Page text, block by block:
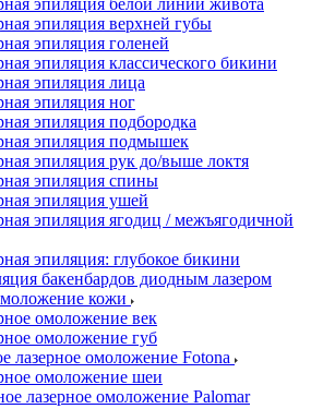
эпиляция белой линии живота
эпиляция верхней губы
эпиляция голеней
эпиляция классического бикини
эпиляция лица
эпиляция ног
эпиляция подбородка
эпиляция подмышек
эпиляция рук до/выше локтя
эпиляция спины
эпиляция ушей
эпиляция ягодиц / межъягодичной
эпиляция: глубокое бикини
бакенбардов диодным лазером
кожи
омоложение век
омоложение губ
лазерное омоложение Fotona
омоложение шеи
лазерное омоложение Palomar